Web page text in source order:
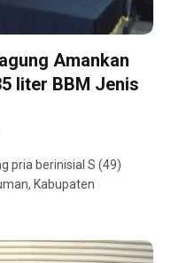
Amankan
liter BBM Jenis
pria berinisial S (49)
Kabupaten